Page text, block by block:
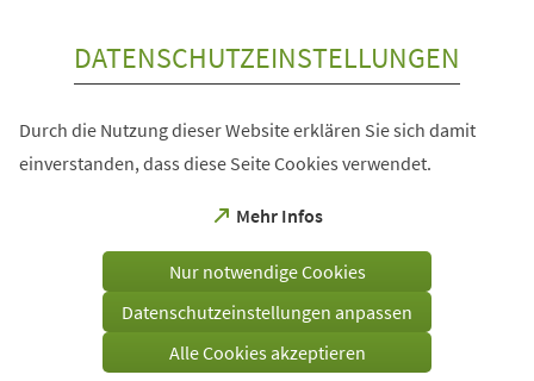
DATENSCHUTZEINSTELLUNGEN
Durch die Nutzung dieser Website erklären Sie sich damit
einverstanden, dass diese Seite Cookies verwendet.
Mehr Infos
(Öffnet
einem
Tab)
Nur notwendige Cookies
Datenschutzeinstellungen anpassen
Alle Cookies akzeptieren